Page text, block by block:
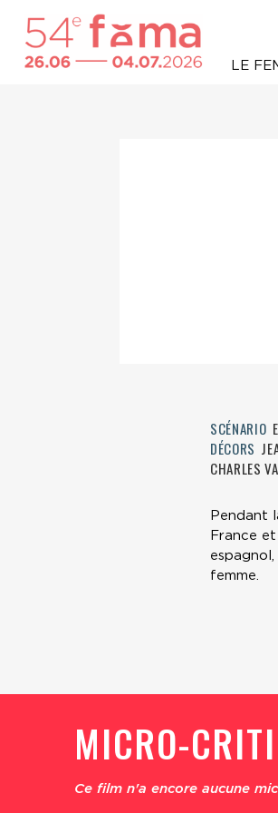
LE
SCÉNARIO
DÉCORS
CHARLES
Pendant
France
femme.
MICRO-
Ce film n'a encore aucune